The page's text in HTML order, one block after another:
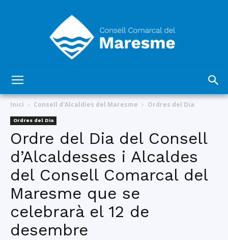
Comarcal
del
Inici Consell d'Alcaldies del Maresme Ordres del Dia
Ordres del Dia
Ordre del Dia del Consell
d’Alcaldesses i Alcaldes
del Consell Comarcal del
Maresme que se
celebrarà el 12 de
desembre